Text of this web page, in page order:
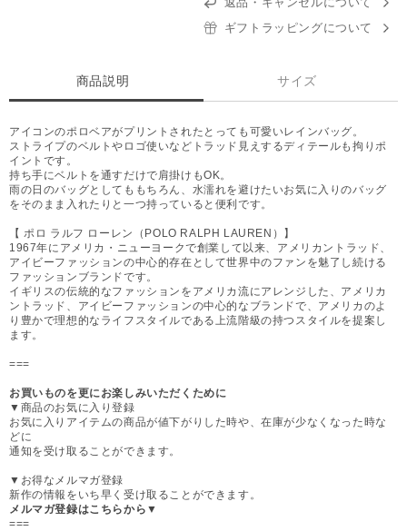
ギフトラッピングについて
商品説明 サイズ
アイコンのポロベアがプリントされたとっても可愛いレインバッグ。
ストライプのベルトやロゴ使いなどトラッド見えするディテールも拘りポ
イントです。
持ち手にベルトを通すだけで肩掛けもOK。
雨の日のバッグとしてももちろん、水濡れを避けたいお気に入りのバッグ
をそのまま入れたりと一つ持っていると便利です。
【 ポロ ラルフ ローレン（POLO RALPH LAUREN）】
1967年にアメリカ・ニューヨークで創業して以来、アメリカントラッド、
アイビーファッションの中心的存在として世界中のファンを魅了し続ける
ファッションブランドです。
イギリスの伝統的なファッションをアメリカ流にアレンジした、アメリカ
ントラッド、アイビーファッションの中心的なブランドで、アメリカのよ
り豊かで理想的なライフスタイルである上流階級の持つスタイルを提案し
ます。
===
お買いものを更にお楽しみいただくために
▼商品のお気に入り登録
お気に入りアイテムの商品が値下がりした時や、在庫が少なくなった時な
どに
通知を受け取ることができます。
▼お得なメルマガ登録
新作の情報をいち早く受け取ることができます。
メルマガ登録はこちらから▼
===